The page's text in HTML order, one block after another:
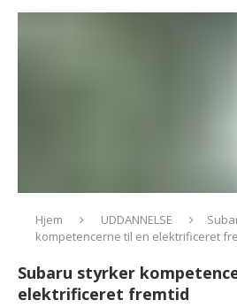
Hjem UDDANNELSE
kompetencerne til en elektrificeret
Subaru styrker
elektrificeret fremtid